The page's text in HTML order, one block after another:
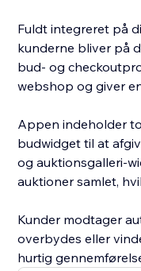
Fuldt integreret på
kunderne bliver på
bud- og
webshop og giver
Appen indeholder
budwidget til at
og auktionsgalleri-
auktioner samlet,
Kunder modtager
overbydes eller
hurtig